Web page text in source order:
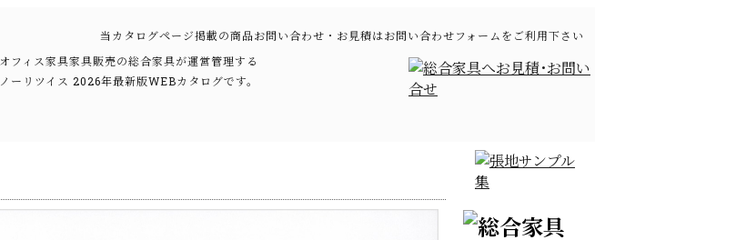
オフィス家具家具販売の総合家具が運営管理する
ノーリツイス 2026年最新版WEBカタログです。
当カタログページ掲載の商品お問い合わせ・お見積はお問い合わせフォームをご利用下さい